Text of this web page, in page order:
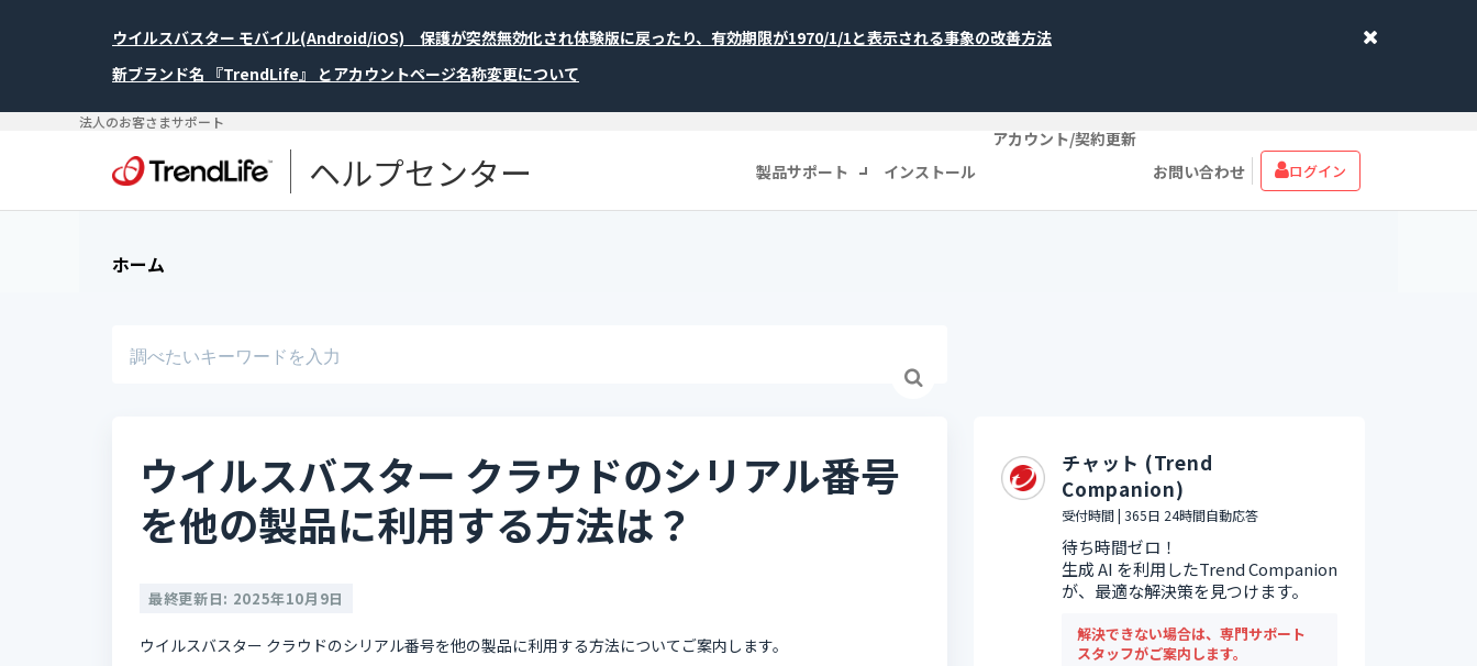
ウイルスバスター モバイル(Android/iOS) 保護が突然無効化され体験版に戻ったり、有効期限が1970/1/1と表示される事象の改善方法
新ブランド名 『TrendLife』 とアカウントページ名称変更について
法人のお客さまサポート
ヘルプセンター 製品サポート インストール
アカウント/契約更新
お問い合わせ
ログイン
ホーム
ウイルスバスター クラウドのシリアル番号
を他の製品に利用する方法は？
最終更新日: 2025年10月9日
ウイルスバスター クラウドのシリアル番号を他の製品に利用する方法についてご案内します。
チャット (Trend
Companion)
受付時間 | 365日 24時間自動応答
待ち時間ゼロ！
生成 AI を利用したTrend Companion
が、最適な解決策を見つけます。
解決できない場合は、専門サポート
スタッフがご案内します。